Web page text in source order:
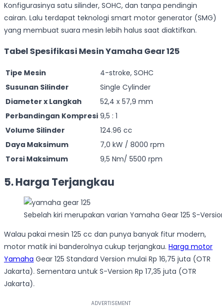
Konfigurasinya satu silinder, SOHC, dan tanpa pendingin
cairan. Lalu terdapat teknologi smart motor generator (SMG)
yang membuat suara mesin lebih halus saat diaktifkan.
Tabel Spesifikasi Mesin Yamaha Gear 125
Tipe Mesin
4-stroke, SOHC
Susunan Silinder
Single Cylinder
Diameter x Langkah
52,4 x 57,9 mm
Perbandingan Kompresi 9,5 : 1
Volume Silinder
124.96 cc
Daya Maksimum
7,0 kW / 8000 rpm
Torsi Maksimum
9,5 Nm/ 5500 rpm
5. Harga Terjangkau
Sebelah kiri merupakan varian Yamaha Gear 125 S-
Walau pakai mesin 125 cc dan punya banyak fitur modern,
motor matik ini banderolnya cukup terjangkau. Harga motor
Yamaha Gear 125 Standard Version mulai Rp 16,75 juta (OTR
Jakarta). Sementara untuk S-Version Rp 17,35 juta (OTR
Jakarta).